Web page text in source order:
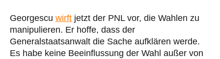
Georgescu wirft jetzt der PNL vor, die Wahlen zu
manipulieren. Er hoffe, dass der
Generalstaatsanwalt die Sache aufklären werde.
Es habe keine Beeinflussung der Wahl außer von